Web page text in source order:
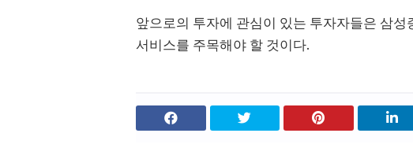
앞으로의 투자에 관심이 있는 투자자들은 삼
서비스를 주목해야 할 것이다.